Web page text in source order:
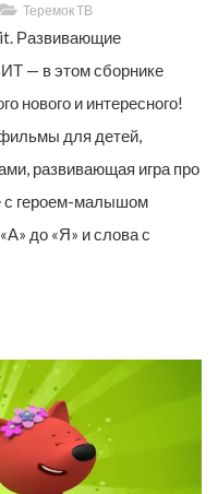
Теремок ТВ
Развивающие
— в этом сборнике
нового и интересного!
для детей,
развивающая игра про
с героем-малышом
до «Я» и слова с